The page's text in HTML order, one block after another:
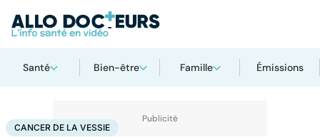
Santé Bien-être Famille Émissions
AccueilSanté Cancer de la vessie
CANCER DE LA VESSIE